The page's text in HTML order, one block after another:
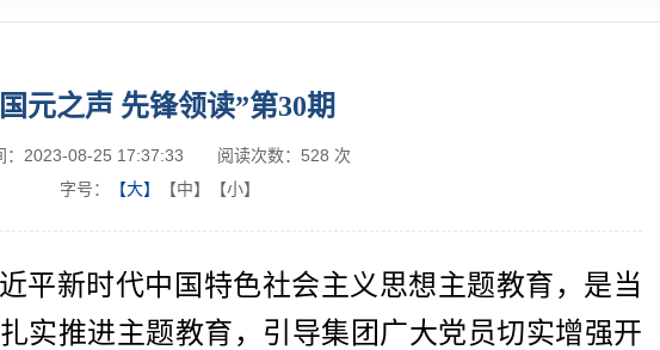
元之声 先锋领读”第30期
：2023-08-25 17:37:33 阅读次数： 528 次
字号：
【大】 【中】 【小】
平新时代中国特色社会主义思想主题教育，是当
实推进主题教育，引导集团广大党员切实增强开